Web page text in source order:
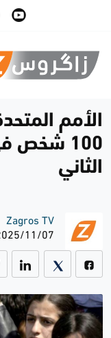
الأمم
100 شخص
الثاني
Zagros TV
2025/11/07